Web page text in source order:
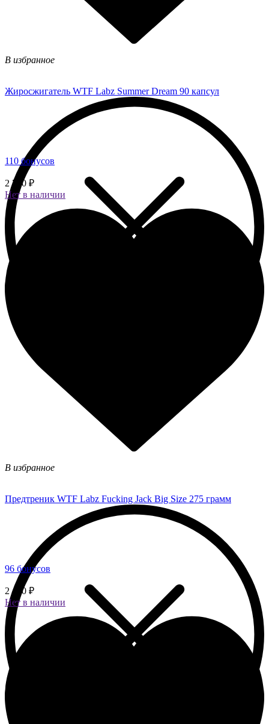
В избранное
Жиросжигатель WTF Labz Summer Dream 90 капсул
110 бонусов
2 750 ₽
Нет в наличии
В избранное
Предтреник WTF Labz Fucking Jack Big Size 275 грамм
96 бонусов
2 400 ₽
Нет в наличии